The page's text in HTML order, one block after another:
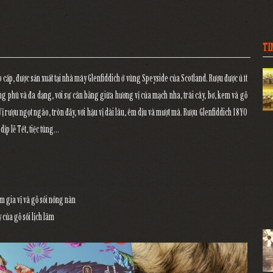
được sản xuất tại nhà máy Glenfiddich ở vùng Speyside của Scotland. Rượu được ủ ít
phú và đa dạng, với sự cân bằng giữa hương vị của mạch nha, trái cây, bơ, kem và gỗ
ngọt ngào, tròn đầy, với hậu vị dài lâu, êm dịu và mượt mà. Rượu Glenfiddich 18YO
lễ Tết, tiệc tùng…
gia vị và gỗ sồi nồng nàn
gỗ sồi lịch lãm